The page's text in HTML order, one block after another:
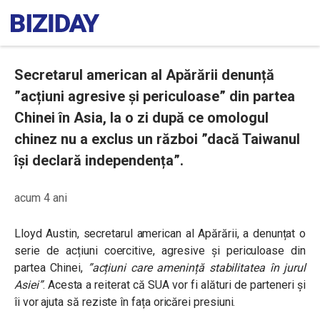
Secretarul american al Apărării denunță
”acțiuni agresive și periculoase” din partea
Chinei în Asia, la o zi după ce omologul
chinez nu a exclus un război ”dacă Taiwanul
își declară independența”.
acum 4 ani
Lloyd Austin, secretarul american al Apărării, a denunțat o
serie de acțiuni coercitive, agresive și periculoase din
partea Chinei, ”acțiuni care amenință stabilitatea în jurul
Asiei”. Acesta a reiterat că SUA vor fi alături de parteneri și
îi vor ajuta să reziste în fața oricărei presiuni.